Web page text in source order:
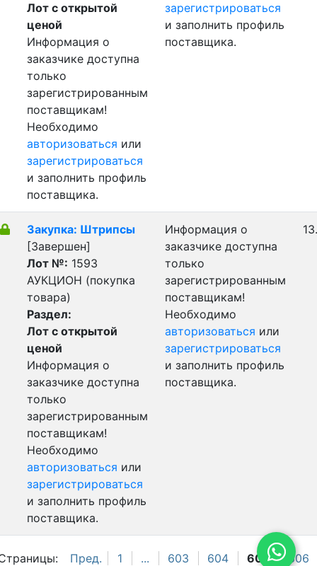
Пред. 1 ... 603 604 605 606
Лот с открытой
ценой
Информация о
заказчике доступна
только
зарегистрированным
поставщикам!
Необходимо
авторизоваться или
зарегистрироваться
и заполнить профиль
поставщика.
зарегистрироваться
и заполнить профиль
поставщика.
Закупка: Штрипсы
[Завершен]
Лот №: 1593
АУКЦИОН (покупка
товара)
Раздел:
Лот с открытой
ценой
Информация о
заказчике доступна
только
зарегистрированным
поставщикам!
Необходимо
авторизоваться или
зарегистрироваться
и заполнить профиль
поставщика.
Информация о
заказчике доступна
только
зарегистрированным
поставщикам!
Необходимо
авторизоваться или
зарегистрироваться
и заполнить профиль
поставщика.